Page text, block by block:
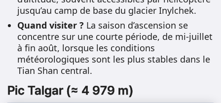
jusqu’au camp de base du glacier Inylchek.
Quand visiter ? La saison d’ascension se
concentre sur une courte période, de mi-juillet
à fin août, lorsque les conditions
météorologiques sont les plus stables dans le
Tian Shan central.
Pic Talgar (≈ 4 979 m)